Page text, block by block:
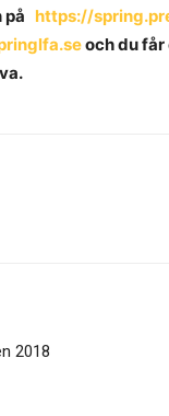
på https://
och du får
2018